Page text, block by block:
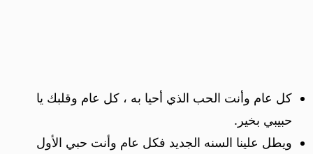
كل عام وأنت الحب الذي أحيا به ، كل عام وقلبك يا
حبيبي بخير.
ويطل علينا السنه الجديد فكل عام وأنت حبي الأول